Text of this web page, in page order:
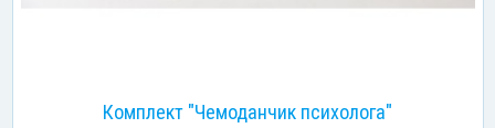
Комплект "Чемоданчик психолога"